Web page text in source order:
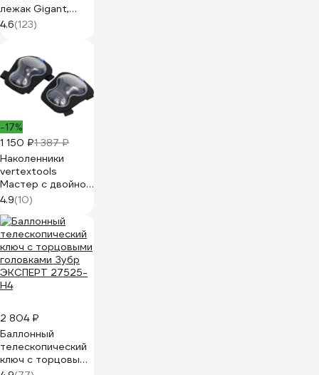
лежак Gigant,
ДхШхВ-930х420х80,
CC-01
4.6(123)
-17%
1 150 ₽1 387 ₽
Наколенники
vertextools
Мастер с двойной
пластиковой
накладкой 2526-1
4.9(10)
2 804 ₽
Баллонный
телескопический
ключ с торцовыми
головками Зубр